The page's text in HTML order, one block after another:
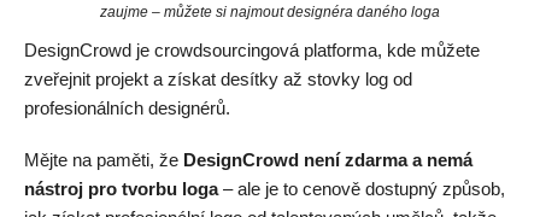
zaujme – můžete si najmout designéra daného loga
DesignCrowd je crowdsourcingová platforma, kde můžete
zveřejnit projekt a získat desítky až stovky log od
profesionálních designérů.
Mějte na paměti, že DesignCrowd není zdarma a nemá
nástroj pro tvorbu loga– ale je to cenově dostupný způsob,